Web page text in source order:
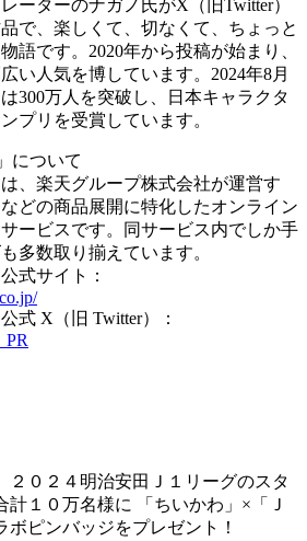
ーターのナガノ氏がX（旧Twitter）
で、楽しくて、切なくて、ちょっと
語です。2020年から投稿が始まり、
い人気を博しています。2024年8月
300万人を突破し、日本キャラクタ
プリを受賞しています。
について
、楽天グループ株式会社が運営す
どの商品展開に特化したオンライン
ービスです。同サービス内でしか手
多数取り揃えています。
式サイト：
式 X（旧 Twitter）：
２０２４明治安田Ｊ１リーグのスタ
計１０万名様に 「ちいかわ」×「Ｊ
ボピンバッジをプレゼント！